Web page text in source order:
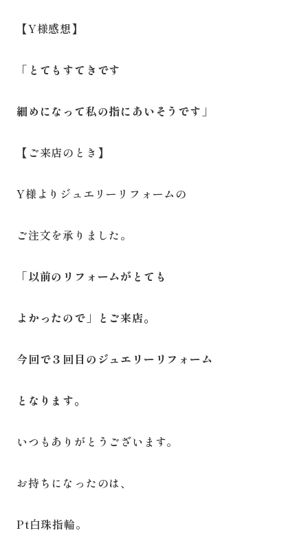
【Y様感想】
「とてもすてきです
細めになって私の指にあいそうです」
【ご来店のとき】
Y様よりジュエリーリフォームの
ご注文を承りました。
「以前のリフォームがとても
よかったので」とご来店。
今回で３回目のジュエリーリフォーム
となります。
いつもありがとうございます。
お持ちになったのは、
Pt白珠指輪。